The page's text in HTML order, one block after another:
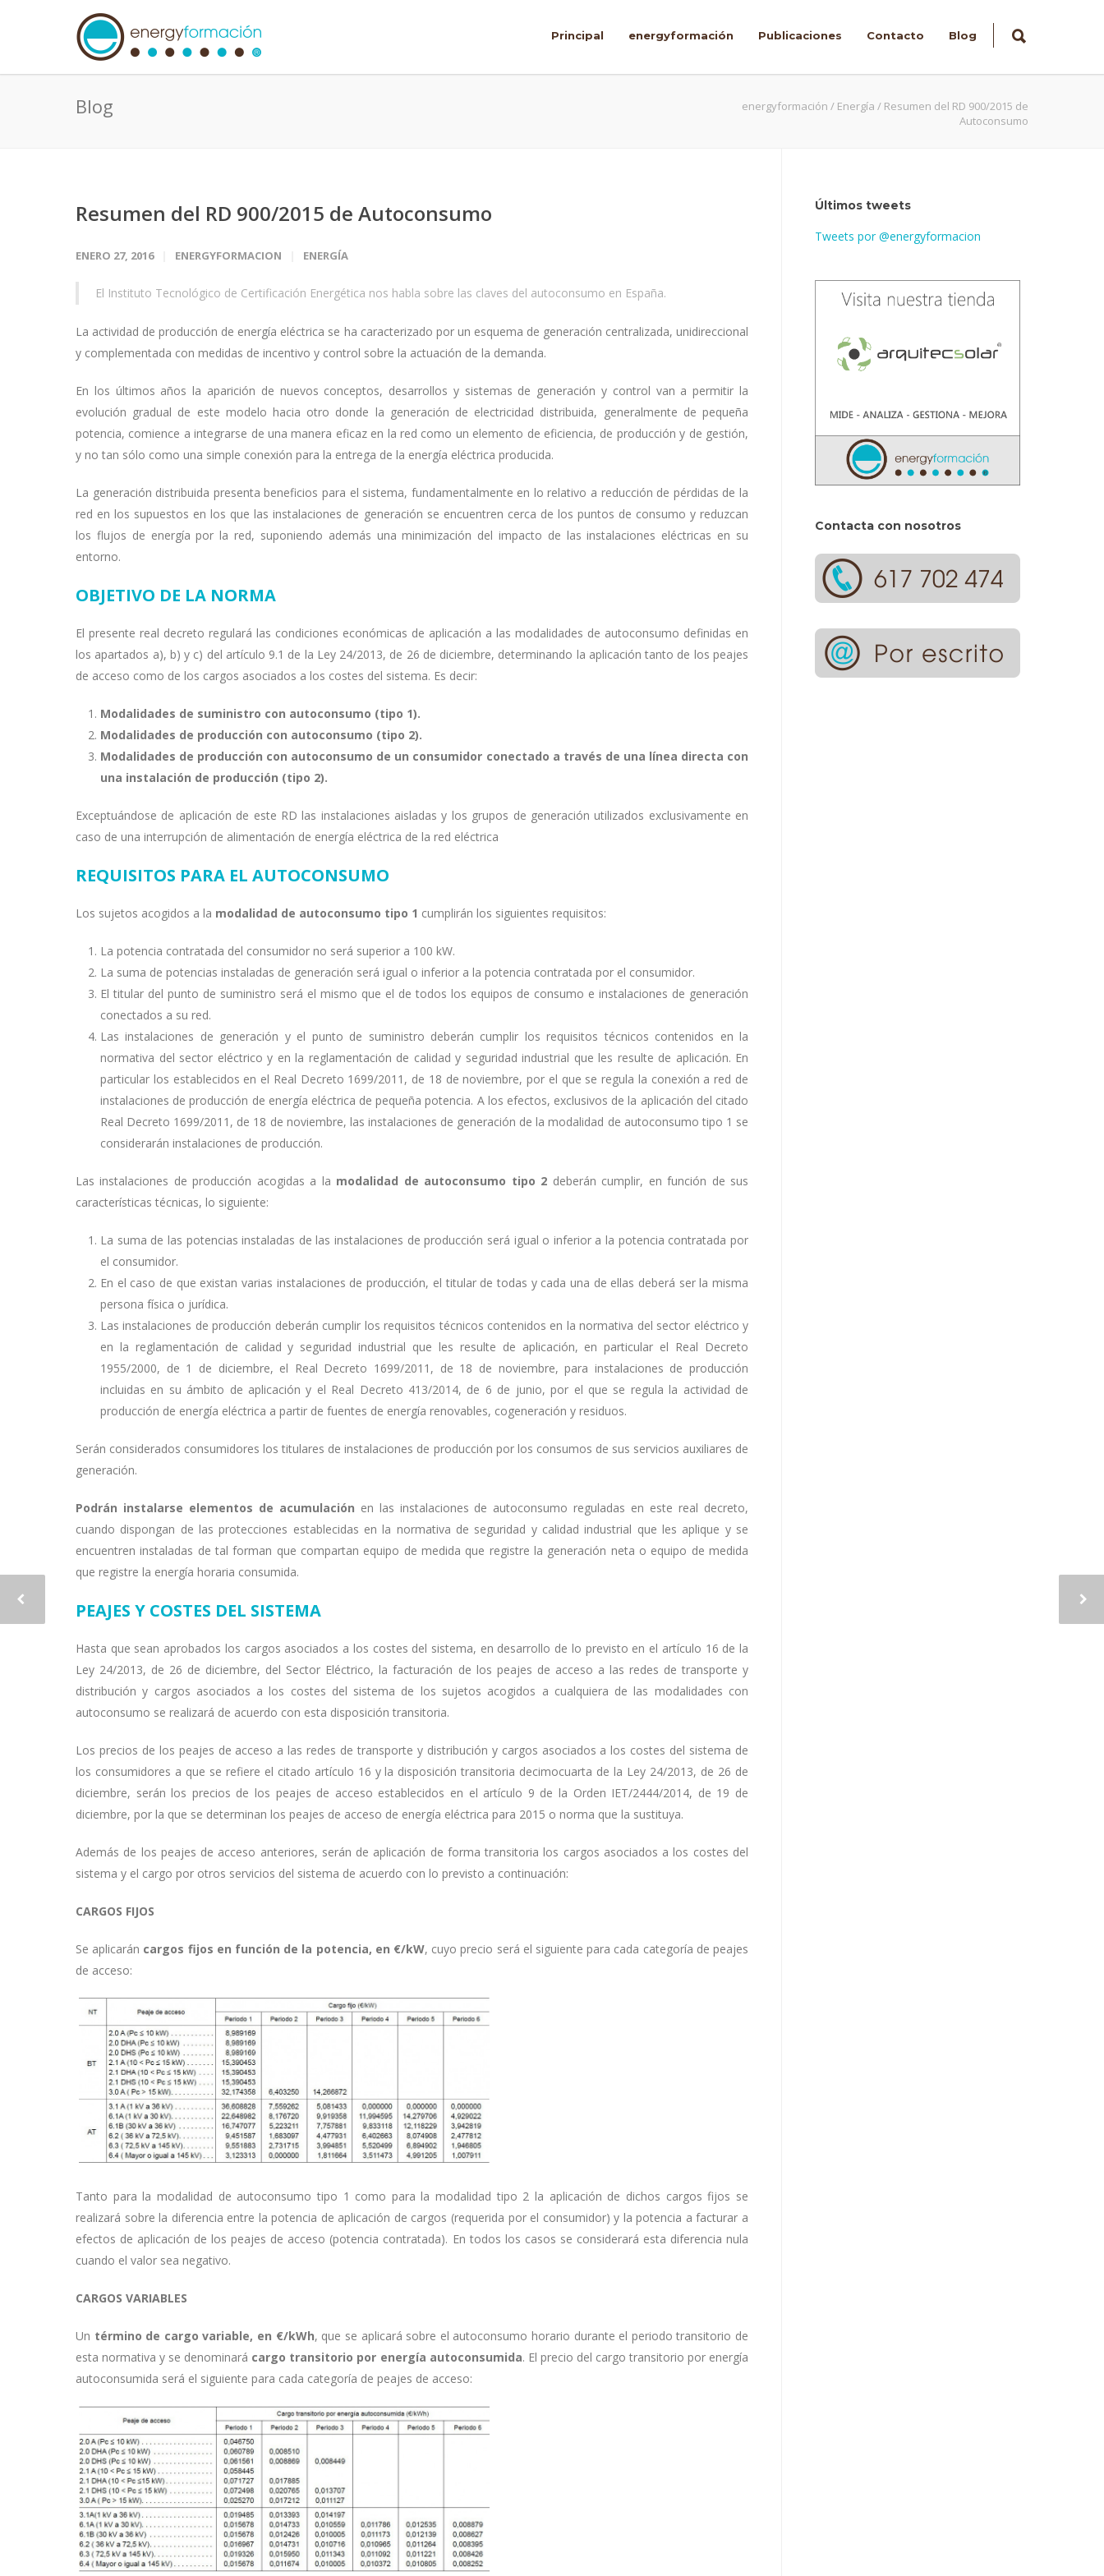
Principal energyformación Publicaciones Contacto Blog
Blog energyformación / Energía / Resumen del RD 900/2015 de
Autoconsumo
Resumen del RD 900/2015 de Autoconsumo
ENERO 27, 2016 ENERGYFORMACION ENERGÍA
El Instituto Tecnológico de Certificación Energética nos habla sobre las claves del autoconsumo en España.
La actividad de producción de energía eléctrica se ha caracterizado por un esquema de generación centralizada, unidireccional
y complementada con medidas de incentivo y control sobre la actuación de la demanda.
En los últimos años la aparición de nuevos conceptos, desarrollos y sistemas de generación y control van a permitir la
evolución gradual de este modelo hacia otro donde la generación de electricidad distribuida, generalmente de pequeña
potencia, comience a integrarse de una manera eficaz en la red como un elemento de eficiencia, de producción y de gestión,
y no tan sólo como una simple conexión para la entrega de la energía eléctrica producida.
La generación distribuida presenta beneficios para el sistema, fundamentalmente en lo relativo a reducción de pérdidas de la
red en los supuestos en los que las instalaciones de generación se encuentren cerca de los puntos de consumo y reduzcan
los flujos de energía por la red, suponiendo además una minimización del impacto de las instalaciones eléctricas en su
entorno.
OBJETIVO DE LA NORMA
El presente real decreto regulará las condiciones económicas de aplicación a las modalidades de autoconsumo definidas en
los apartados a), b) y c) del artículo 9.1 de la Ley 24/2013, de 26 de diciembre, determinando la aplicación tanto de los peajes
de acceso como de los cargos asociados a los costes del sistema. Es decir:
Modalidades de suministro con autoconsumo (tipo 1).
Modalidades de producción con autoconsumo (tipo 2).
Modalidades de producción con autoconsumo de un consumidor conectado a través de una línea directa con
una instalación de producción (tipo 2).
Exceptuándose de aplicación de este RD las instalaciones aisladas y los grupos de generación utilizados exclusivamente en
caso de una interrupción de alimentación de energía eléctrica de la red eléctrica
REQUISITOS PARA EL AUTOCONSUMO
Los sujetos acogidos a la modalidad de autoconsumo tipo 1 cumplirán los siguientes requisitos:
La potencia contratada del consumidor no será superior a 100 kW.
La suma de potencias instaladas de generación será igual o inferior a la potencia contratada por el consumidor.
El titular del punto de suministro será el mismo que el de todos los equipos de consumo e instalaciones de generación
conectados a su red.
Las instalaciones de generación y el punto de suministro deberán cumplir los requisitos técnicos contenidos en la
normativa del sector eléctrico y en la reglamentación de calidad y seguridad industrial que les resulte de aplicación. En
particular los establecidos en el Real Decreto 1699/2011, de 18 de noviembre, por el que se regula la conexión a red de
instalaciones de producción de energía eléctrica de pequeña potencia. A los efectos, exclusivos de la aplicación del citado
Real Decreto 1699/2011, de 18 de noviembre, las instalaciones de generación de la modalidad de autoconsumo tipo 1 se
considerarán instalaciones de producción.
Las instalaciones de producción acogidas a la modalidad de autoconsumo tipo 2 deberán cumplir, en función de sus
características técnicas, lo siguiente:
La suma de las potencias instaladas de las instalaciones de producción será igual o inferior a la potencia contratada por
el consumidor.
En el caso de que existan varias instalaciones de producción, el titular de todas y cada una de ellas deberá ser la misma
persona física o jurídica.
Las instalaciones de producción deberán cumplir los requisitos técnicos contenidos en la normativa del sector eléctrico y
en la reglamentación de calidad y seguridad industrial que les resulte de aplicación, en particular el Real Decreto
1955/2000, de 1 de diciembre, el Real Decreto 1699/2011, de 18 de noviembre, para instalaciones de producción
incluidas en su ámbito de aplicación y el Real Decreto 413/2014, de 6 de junio, por el que se regula la actividad de
producción de energía eléctrica a partir de fuentes de energía renovables, cogeneración y residuos.
Serán considerados consumidores los titulares de instalaciones de producción por los consumos de sus servicios auxiliares de
generación.
Podrán instalarse elementos de acumulación en las instalaciones de autoconsumo reguladas en este real decreto,
cuando dispongan de las protecciones establecidas en la normativa de seguridad y calidad industrial que les aplique y se
encuentren instaladas de tal forman que compartan equipo de medida que registre la generación neta o equipo de medida
que registre la energía horaria consumida.
PEAJES Y COSTES DEL SISTEMA
Hasta que sean aprobados los cargos asociados a los costes del sistema, en desarrollo de lo previsto en el artículo 16 de la
Ley 24/2013, de 26 de diciembre, del Sector Eléctrico, la facturación de los peajes de acceso a las redes de transporte y
distribución y cargos asociados a los costes del sistema de los sujetos acogidos a cualquiera de las modalidades con
autoconsumo se realizará de acuerdo con esta disposición transitoria.
Los precios de los peajes de acceso a las redes de transporte y distribución y cargos asociados a los costes del sistema de
los consumidores a que se refiere el citado artículo 16 y la disposición transitoria decimocuarta de la Ley 24/2013, de 26 de
diciembre, serán los precios de los peajes de acceso establecidos en el artículo 9 de la Orden IET/2444/2014, de 19 de
diciembre, por la que se determinan los peajes de acceso de energía eléctrica para 2015 o norma que la sustituya.
Además de los peajes de acceso anteriores, serán de aplicación de forma transitoria los cargos asociados a los costes del
sistema y el cargo por otros servicios del sistema de acuerdo con lo previsto a continuación:
CARGOS FIJOS
Se aplicarán cargos fijos en función de la potencia, en €/kW, cuyo precio será el siguiente para cada categoría de peajes
de acceso:
Tanto para la modalidad de autoconsumo tipo 1 como para la modalidad tipo 2 la aplicación de dichos cargos fijos se
realizará sobre la diferencia entre la potencia de aplicación de cargos (requerida por el consumidor) y la potencia a facturar a
efectos de aplicación de los peajes de acceso (potencia contratada). En todos los casos se considerará esta diferencia nula
cuando el valor sea negativo.
CARGOS VARIABLES
Un término de cargo variable, en €/kWh, que se aplicará sobre el autoconsumo horario durante el periodo transitorio de
esta normativa y se denominará cargo transitorio por energía autoconsumida. El precio del cargo transitorio por energía
autoconsumida será el siguiente para cada categoría de peajes de acceso:
Últimos tweets
Tweets por @energyformacion
Contacta con nosotros